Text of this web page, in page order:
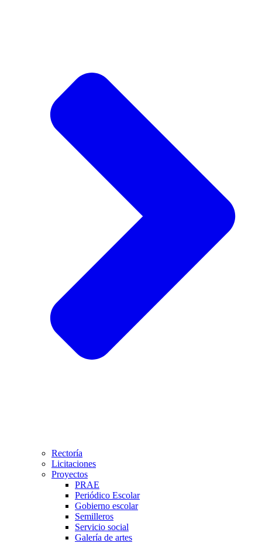
Rectoría
Licitaciones
Proyectos
PRAE
Periódico Escolar
Gobierno escolar
Semilleros
Servicio social
Galería de artes